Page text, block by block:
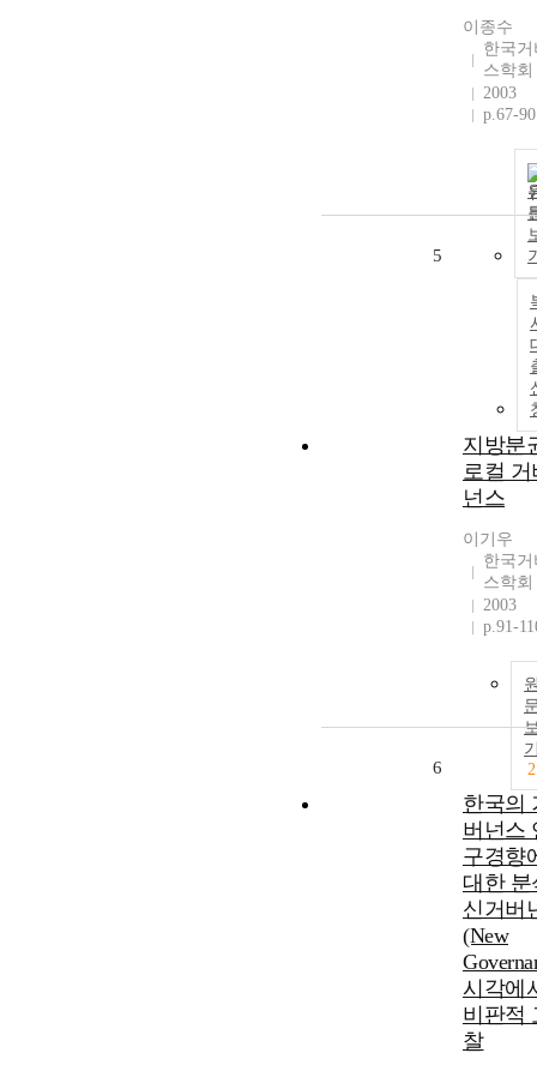
이종수
한국
스학회
2003
p.67-90
5
지방분
로컬 거
넌스
이기우
한국
스학회
2003
p.91-
2
6
한국의
버넌스
구경향
대한 분
신거버
(New
시각에
비판적
찰